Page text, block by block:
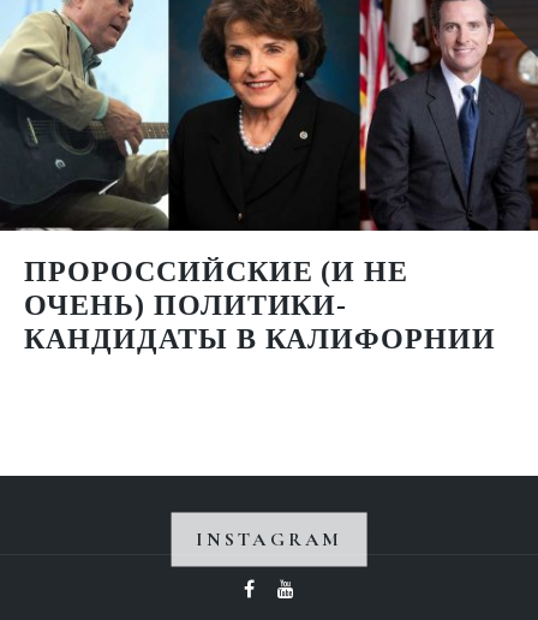
ПРОРОССИЙСКИЕ (И НЕ
ОЧЕНЬ) ПОЛИТИКИ-
КАНДИДАТЫ В КАЛИФОРНИИ
INSTAGRAM
Instagram не вернул 200.